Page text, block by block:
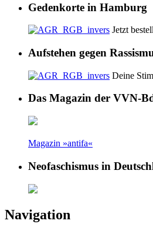
Gedenkorte in Hamburg
Jetzt
Aufstehen gegen
Deine
Das Magazin der VVN-
Magazin »antifa«
Neofaschismus in
Navigation